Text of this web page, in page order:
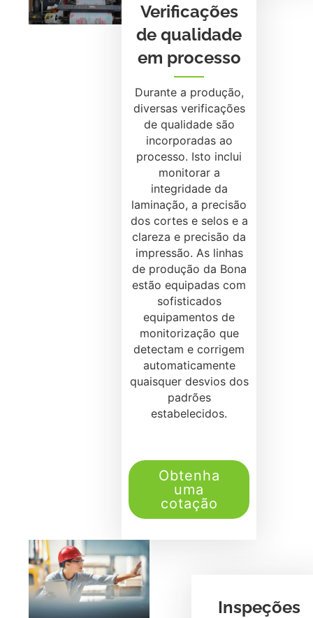
Verificações
de qualidade
em processo
Durante a produção,
diversas verificações
de qualidade são
incorporadas ao
processo. Isto inclui
monitorar a
integridade da
laminação, a precisão
dos cortes e selos e a
clareza e precisão da
impressão. As linhas
de produção da Bona
estão equipadas com
sofisticados
equipamentos de
monitorização que
detectam e corrigem
automaticamente
quaisquer desvios dos
padrões
estabelecidos.
Obtenha
uma
cotação
Inspeções